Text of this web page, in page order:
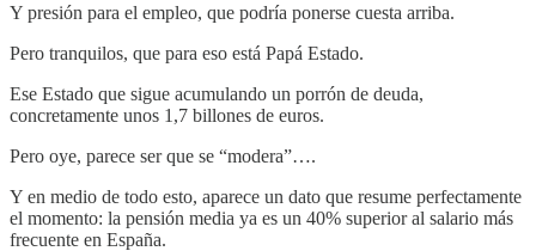
Y presión para el empleo, que podría ponerse cuesta arriba.
Pero tranquilos, que para eso está Papá Estado.
Ese Estado que sigue acumulando un porrón de deuda,
concretamente unos 1,7 billones de euros.
Pero oye, parece ser que se “modera”….
Y en medio de todo esto, aparece un dato que resume perfectamente
el momento: la pensión media ya es un 40% superior al salario más
frecuente en España.